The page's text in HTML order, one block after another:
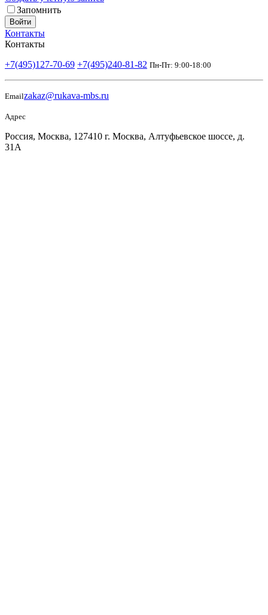
Запомнить
Войти
Контакты
Контакты
+7(495)127-70-69 +7(495)240-81-82 Пн-Пт: 9:00-18:00
Emailzakaz@rukava-mbs.ru
Адрес
Россия, Москва, 127410 г. Москва, Алтуфьевское шоссе, д.
31А